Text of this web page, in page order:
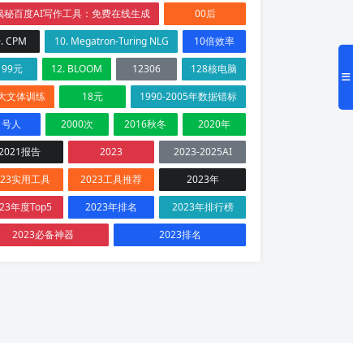
秘百度AI写作工具：免费在线生成
00后
CPM
10. Megatron-Turing NLG
10倍效率
元
12. BLOOM 12306
128核电脑
文体训练
18元
1990-2005年数据错标
人
2000次 2016秋冬
2020年
报告
2023
2023-2025AI
实用工具
2023工具推荐
2023年
年度Top5
2023年排名
2023年排行榜
2023必备神器
2023排名